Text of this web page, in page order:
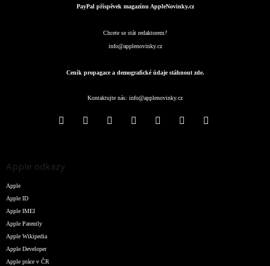
PayPal příspěvek magazínu AppleNovinky.cz
Chcete se stát redaktorem?
info@applenovinky.cz
Ceník propagace a demografické údaje stáhnout zde.
Kontaktujte nás: info@applenovinky.cz
Apple odkazy
Apple
Apple ID
Apple IMEI
Apple Patently
Apple Wikipedia
Apple Developer
Apple práce v ČR